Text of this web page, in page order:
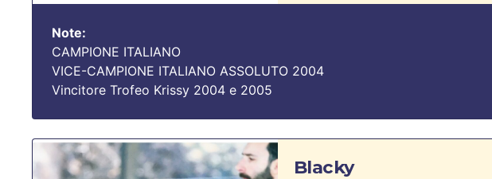
Note:
CAMPIONE ITALIANO
VICE-CAMPIONE ITALIANO ASSOLUTO 2004
Vincitore Trofeo Krissy 2004 e 2005
Blacky